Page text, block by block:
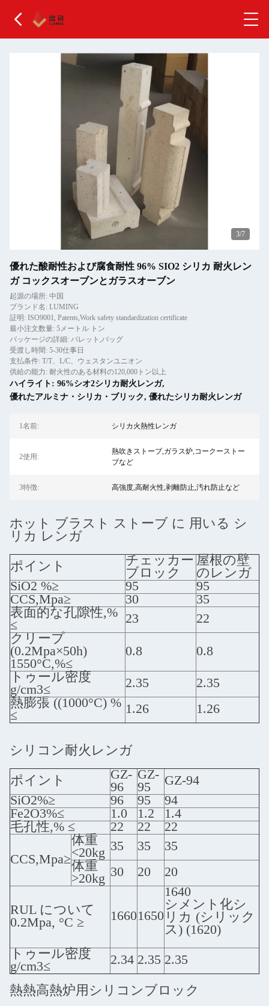
4/7
優れた酸耐性および腐食耐性 96% SIO2 シリカ 耐火レン
ガ コックスオーブンとガラスオーブン
起源の場所: 中国
ブランド名: LUMING
証明: ISO9001, Patents,Work safety standardization certificate
最小注文数量: 5メートル トン
パッケージの詳細: パレット,バッグ
受渡し時間: 5-30仕事日
支払条件: T/T、L/C、ウェスタンユニオン
供給の能力: 耐火性のある材料の120,000トン以上
ハイライト: 96%シオ2シリカ耐火レンガ,
優れたアルミナ・シリカ・ブリック, 優れたシリカ耐火レンガ
1名前: シリカ火熱性レンガ
2使用:
熱吹きストーブ,ガラス炉,コークーストー
ブなど
3特徴: 高強度,高耐火性,剥離防止,汚れ防止など
ホット ブラスト ストーブ に 用いる シ
リカ レンガ
ポイント
チェッカー
ブロック
屋根の壁
のレンガ
SiO2 %≥
95
95
CCS,Mpa≥
30
35
表面的な孔隙性,%
≤
23
22
クリープ
(0.2Mpa×50h)
1550°C,%≤
0.8
0.8
トゥール密度
g/cm3≤
2.35
2.35
熱膨張 ((1000°C) %
≤
1.26 1.26
シリコン耐火レンガ
ポイント
GZ-
96
GZ-
95
GZ-94
SiO2%≥
96 95
94
Fe2O3%≤
1.0 1.2
1.4
毛孔性,% ≤
22 22 22
CCS,Mpa≥
体重
<20kg 35 35
35
体重
>20kg 30 20 20
RUL について
0.2Mpa, °C ≥
16601650
1640
シメント化シ
リカ (シリック
ス) (1620)
トゥール密度
g/cm3≤
2.34 2.35 2.35
熱熱高熱炉用シリコンブロック